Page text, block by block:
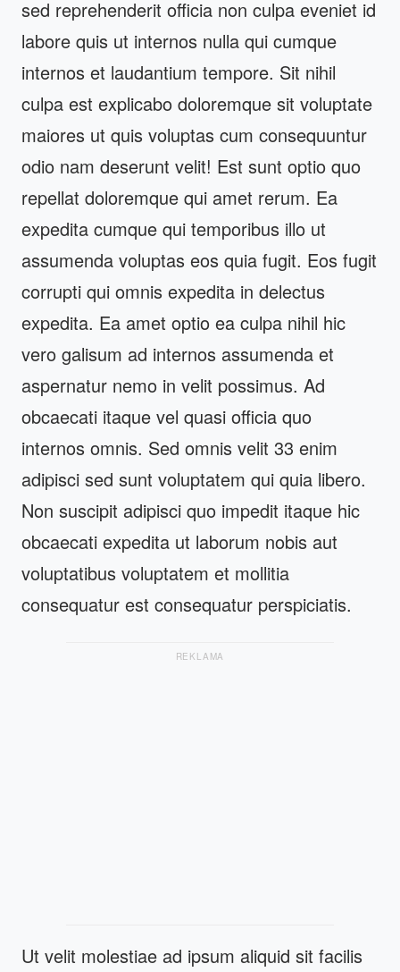
sed reprehenderit officia non culpa eveniet id
labore quis ut internos nulla qui cumque
internos et laudantium tempore. Sit nihil
culpa est explicabo doloremque sit voluptate
maiores ut quis voluptas cum consequuntur
odio nam deserunt velit! Est sunt optio quo
repellat doloremque qui amet rerum. Ea
expedita cumque qui temporibus illo ut
assumenda voluptas eos quia fugit. Eos fugit
corrupti qui omnis expedita in delectus
expedita. Ea amet optio ea culpa nihil hic
vero galisum ad internos assumenda et
aspernatur nemo in velit possimus. Ad
obcaecati itaque vel quasi officia quo
internos omnis. Sed omnis velit 33 enim
adipisci sed sunt voluptatem qui quia libero.
Non suscipit adipisci quo impedit itaque hic
obcaecati expedita ut laborum nobis aut
voluptatibus voluptatem et mollitia
consequatur est consequatur perspiciatis.
REKLAMA
Ut velit molestiae ad ipsum aliquid sit facilis